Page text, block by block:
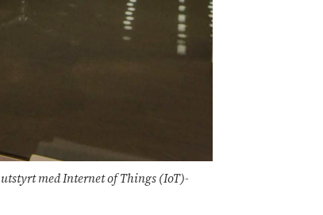
med Internet of Things (IoT)-